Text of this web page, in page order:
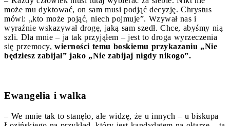
może mu dyktować, on sam musi podjąć decyzję. Chrystus
mówi: „kto może pojąć, niech pojmuje”. Wzywał nas i
wyraźnie wskazywał drogę, jaką sam szedł. Chce, abyśmy nią
szli. Dla mnie – ja tak przyjąłem – jest to droga wyrzeczenia
się przemocy, wierności temu boskiemu przykazaniu „Nie
będziesz zabijał” jako „Nie zabijaj nigdy nikogo”.
Ewangelia i walka
– We mnie tak to stanęło, ale widzę, że u innych – u biskupa